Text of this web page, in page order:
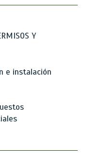
Y
e instalación